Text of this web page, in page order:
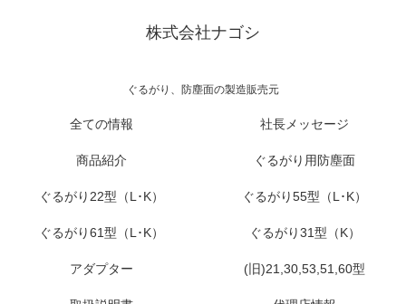
株式会社ナゴシ
ぐるがり、防塵面の製造販売元
全ての情報 社長メッセージ
商品紹介 ぐるがり用防塵面
ぐるがり22型（L･K） ぐるがり55型（L･K）
ぐるがり61型（L･K） ぐるがり31型（K）
アダプター (旧)21,30,53,51,60型